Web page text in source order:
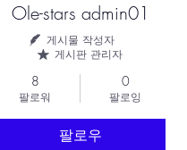
Ole-stars admin01
게시물 작성자
게시판 관리자
8
팔로워
0
팔로잉
팔로우